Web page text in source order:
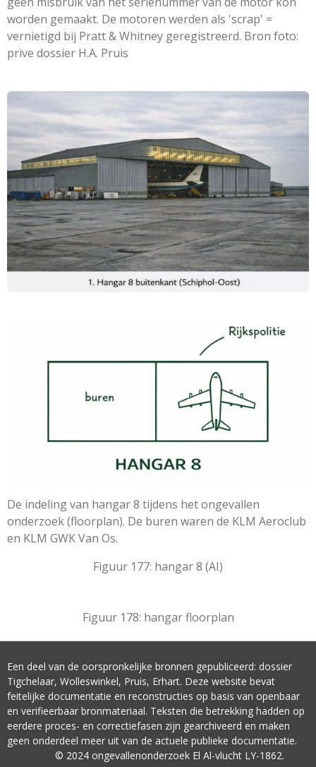
worden gemaakt. De motoren werden als 'scrap' =
vernietigd bij Pratt & Whitney geregistreerd. Bron foto:
prive dossier H.A. Pruis
De indeling van hangar 8 tijdens het ongevallen
onderzoek (floorplan). De buren waren de KLM Aeroclub
en KLM GWK Van Os.
Figuur 177: hangar 8 (AI)
Figuur 178: hangar floorplan
Een deel van de oorspronkelijke bronnen gepubliceerd: dossier
Tigchelaar, Wolleswinkel, Pruis, Erhart. Deze website bevat
feitelijke documentatie en reconstructies op basis van openbaar
en verifieerbaar bronmateriaal. Teksten die betrekking hadden op
eerdere proces- en correctiefasen zijn gearchiveerd en maken
geen onderdeel meer uit van de actuele publieke documentatie.
© 2024 ongevallenonderzoek El Al-vlucht LY-1862.